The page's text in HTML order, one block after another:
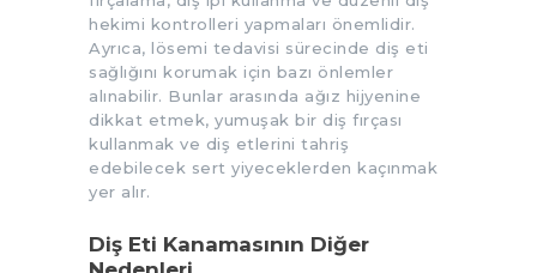
hekimi kontrolleri yapmaları önemlidir.
Ayrıca, lösemi tedavisi sürecinde diş eti
sağlığını korumak için bazı önlemler
alınabilir. Bunlar arasında ağız hijyenine
dikkat etmek, yumuşak bir diş fırçası
kullanmak ve diş etlerini tahriş
edebilecek sert yiyeceklerden kaçınmak
yer alır.
Diş Eti Kanamasının Diğer